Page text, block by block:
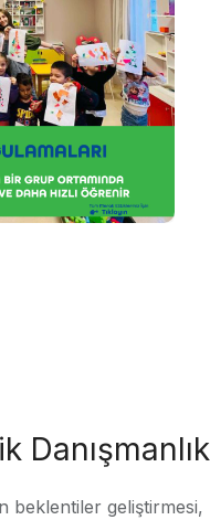
Danışmanlık
beklentiler geliştirmesi,